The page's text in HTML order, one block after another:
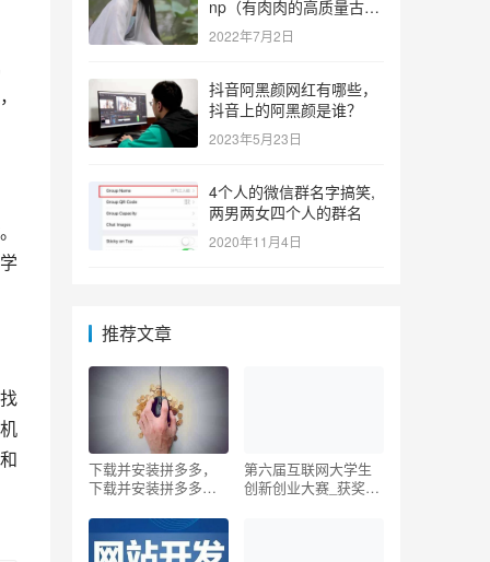
np（有肉肉的高质量古言
np推荐）
2022年7月2日
抖音阿黑颜网红有哪些，
抖音上的阿黑颜是谁？
2023年5月23日
4个人的微信群名字搞笑,
两男两女四个人的群名
2020年11月4日
推荐文章
下载并安装拼多多，
下载并安装拼多多到
第六届互联网大学生
创新创业大赛_获奖名